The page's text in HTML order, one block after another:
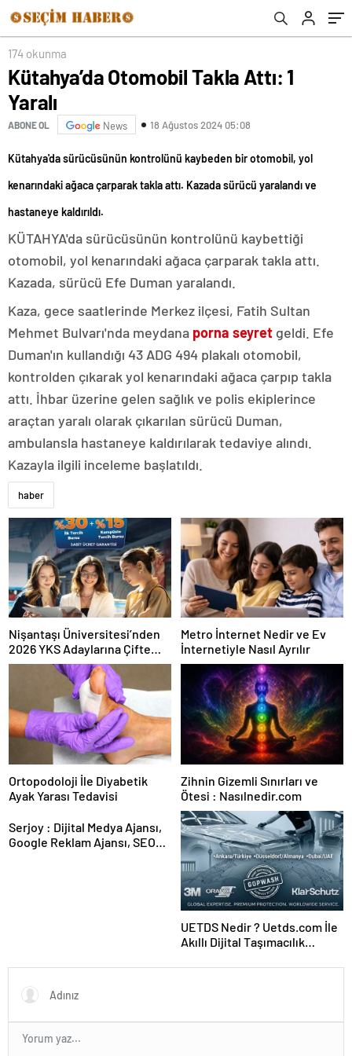
174 okunma
Kütahya’da Otomobil Takla Attı: 1
Yaralı
ABONE OL News 18 Ağustos 2024 05:08
Kütahya'da sürücüsünün kontrolünü kaybeden bir otomobil, yol
kenarındaki ağaca çarparak takla attı. Kazada sürücü yaralandı ve
hastaneye kaldırıldı.
KÜTAHYA'da sürücüsünün kontrolünü kaybettiği
otomobil, yol kenarındaki ağaca çarparak takla attı.
Kazada, sürücü Efe Duman yaralandı.
Kaza, gece saatlerinde Merkez ilçesi, Fatih Sultan
Mehmet Bulvarı'nda meydana porna seyret geldi. Efe
Duman'ın kullandığı 43 ADG 494 plakalı otomobil,
kontrolden çıkarak yol kenarındaki ağaca çarpıp takla
attı. İhbar üzerine gelen sağlık ve polis ekiplerince
araçtan yaralı olarak çıkarılan sürücü Duman,
ambulansla hastaneye kaldırılarak tedaviye alındı.
Kazayla ilgili inceleme başlatıldı.
haber
Nişantaşı Üniversitesi’nden
2026 YKS Adaylarına Çifte
Güvence: Sabit Ücret ve
Kesintisiz Burs
Metro İnternet Nedir ve Ev
İnternetiyle Nasıl Ayrılır
Ortopodoloji İle Diyabetik
Ayak Yarası Tedavisi
Zihnin Gizemli Sınırları ve
Ötesi : Nasılnedir.com
Serjoy : Dijital Medya Ajansı,
Google Reklam Ajansı, SEO
UETDS Nedir ? Uetds.com İle
Akıllı Dijital Taşımacılık